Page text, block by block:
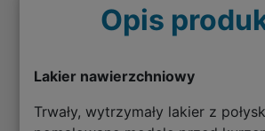
Opis
Lakier nawierzchniowy
Trwały, wytrzymały lakier z